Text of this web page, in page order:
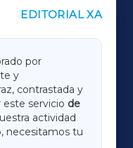
EDITORIAL XA
por
y
contrastada y
este servicio de
actividad
necesitamos tu